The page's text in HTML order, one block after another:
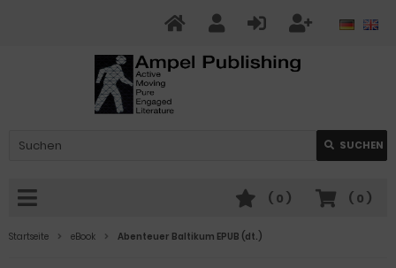
SUCHEN
( 0 )
( 0 )
Startseite eBook Abenteuer Baltikum EPUB (dt.)